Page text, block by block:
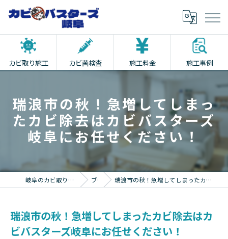
カビ取り施工 カビ菌検査 施工料金 施工事例
瑞浪市の秋！急増してしまっ
たカビ除去はカビバスターズ
岐阜にお任せください！
岐阜のカビ取りならカビバスターズ岐阜 ブログ 瑞浪市の秋！急増してしまったカビ除去はカビバスターズ岐阜にお任せください！
瑞浪市の秋！急増してしまったカビ除去はカ
ビバスターズ岐阜にお任せください！